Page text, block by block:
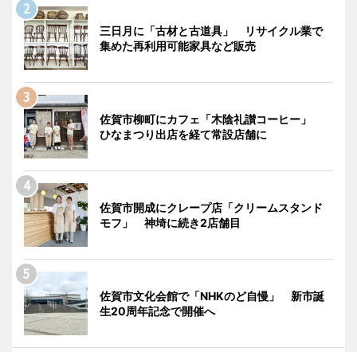
三日月に「古材と古道具」 リサイクル業で
集めた再利用可能家具など販売
佐賀市柳町にカフェ「木陰礼讃コーヒー」
ひなまつり出店を経て常設店舗に
佐賀市開成にクレープ店「クリームスタンド
モフ」 神埼に続き2店舗目
佐賀市文化会館で「NHKのど自慢」 新市誕
生20周年記念で開催へ